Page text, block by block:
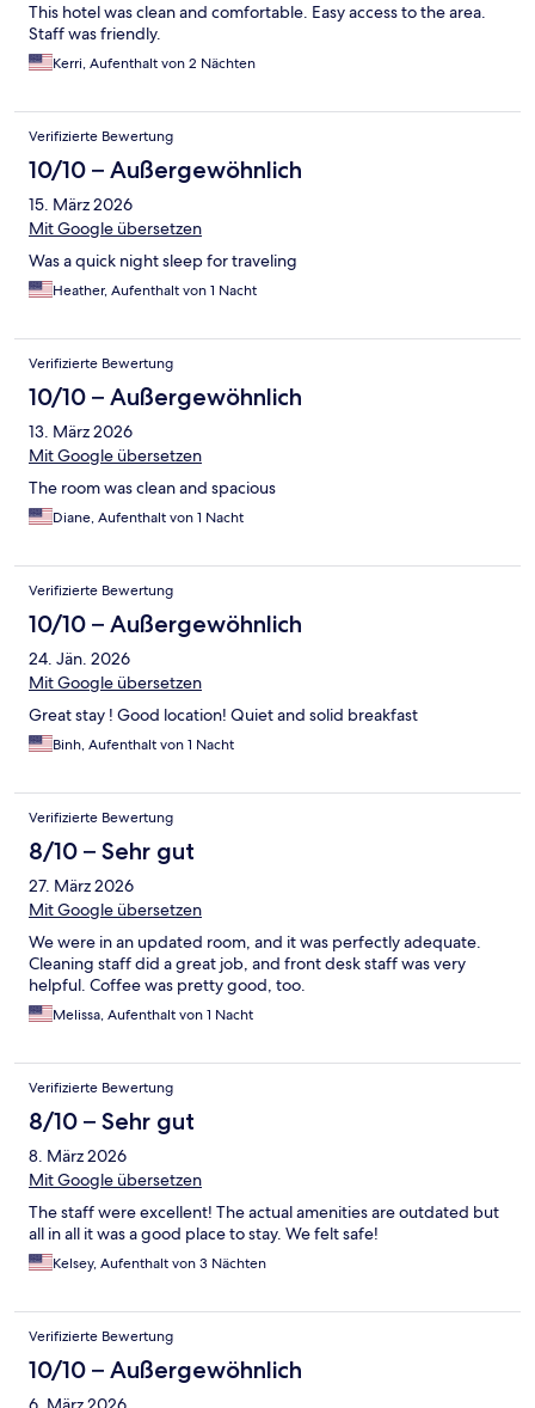
This hotel was clean and comfortable. Easy access to the area.
Staff was friendly.
Kerri, Aufenthalt von 2 Nächten
Verifizierte Bewertung
10/10 – Außergewöhnlich
15. März 2026
Mit Google übersetzen
Was a quick night sleep for traveling
Heather, Aufenthalt von 1 Nacht
Verifizierte Bewertung
10/10 – Außergewöhnlich
13. März 2026
Mit Google übersetzen
The room was clean and spacious
Diane, Aufenthalt von 1 Nacht
Verifizierte Bewertung
10/10 – Außergewöhnlich
24. Jän. 2026
Mit Google übersetzen
Great stay ! Good location! Quiet and solid breakfast
Binh, Aufenthalt von 1 Nacht
Verifizierte Bewertung
8/10 – Sehr gut
27. März 2026
Mit Google übersetzen
We were in an updated room, and it was perfectly adequate.
Cleaning staff did a great job, and front desk staff was very
helpful. Coffee was pretty good, too.
Melissa, Aufenthalt von 1 Nacht
Verifizierte Bewertung
8/10 – Sehr gut
8. März 2026
Mit Google übersetzen
The staff were excellent! The actual amenities are outdated but
all in all it was a good place to stay. We felt safe!
Kelsey, Aufenthalt von 3 Nächten
Verifizierte Bewertung
10/10 – Außergewöhnlich